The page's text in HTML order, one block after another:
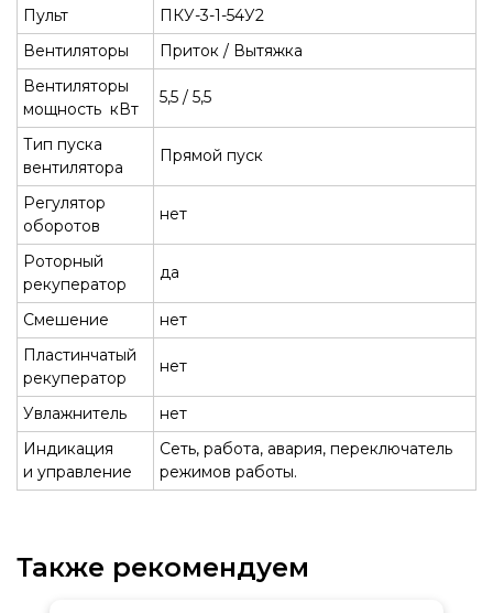
Пульт
ПКУ-3-1-54У2
Вентиляторы
Приток / Вытяжка
Вентиляторы
мощность кВт
5,5 / 5,5
Тип пуска
вентилятора
Прямой пуск
Регулятор
оборотов
нет
Роторный
рекуператор
да
Смешение
нет
Пластинчатый
рекуператор
нет
Увлажнитель
нет
Индикация
и управление
Сеть, работа, авария, переключатель
режимов работы.
Также рекомендуем